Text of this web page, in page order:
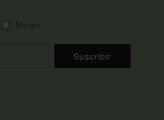
Suscribir